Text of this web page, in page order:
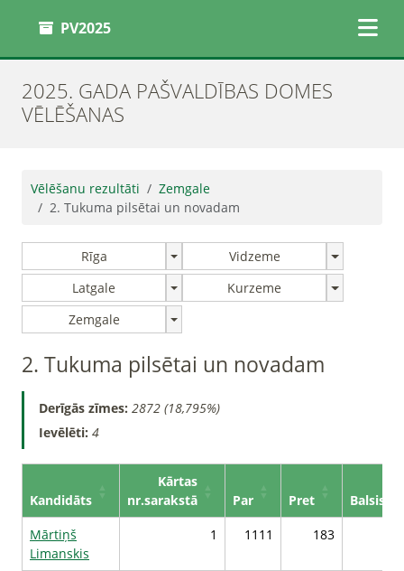
PV2025
2025. GADA PAŠVALDĪBAS DOMES
VĒLĒŠANAS
Vēlēšanu rezultāti
Zemgale
2. Tukuma pilsētai un novadam
Rīga
Vidzeme
Latgale
Kurzeme
Zemgale
2. Tukuma pilsētai un novadam
Derīgās zīmes: 2872 (18,795%)
Ievēlēti: 4
Kandidāts
Kārtas
nr.sarakstā
Par Pret
Balsis*
Mārtiņš
Limanskis
1 1111 183